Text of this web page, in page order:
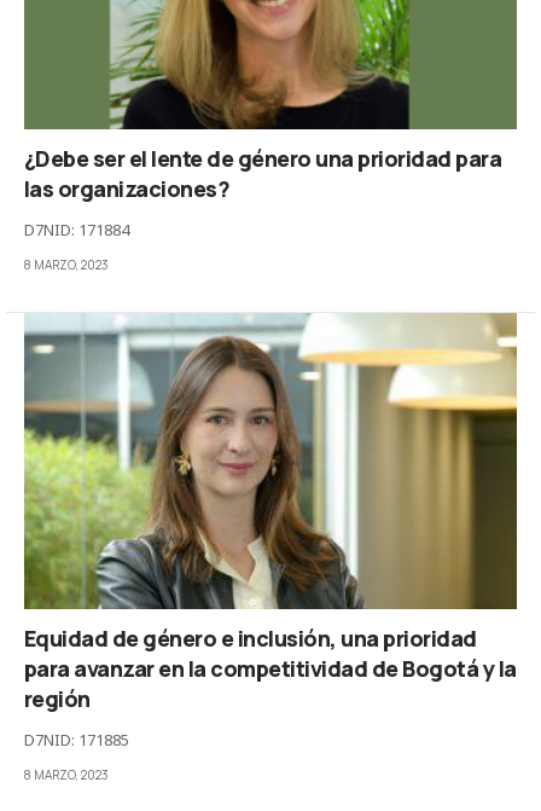
¿Debe ser el lente de género una prioridad para
las organizaciones?
D7NID: 171884
8 MARZO, 2023
Equidad de género e inclusión, una prioridad
para avanzar en la competitividad de Bogotá y la
región
D7NID: 171885
8 MARZO, 2023